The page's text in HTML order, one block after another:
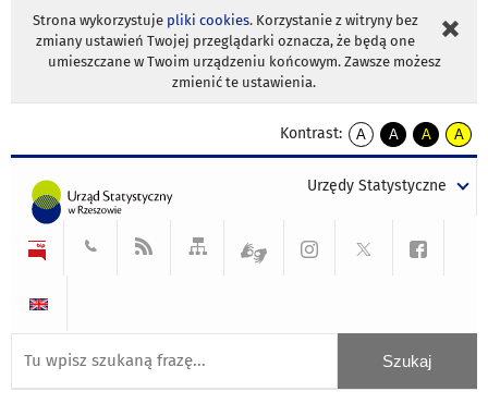
Strona wykorzystuje pliki cookies. Korzystanie z witryny bez
zmiany ustawień Twojej przeglądarki oznacza, że będą one
umieszczane w Twoim urządzeniu końcowym. Zawsze możesz
zmienić te ustawienia.
Kontrast:
A
kontrast
A
kontrast
tekst
czarnym
A
kontrast
tekst
czarnym
A
tekst
żółtym
Urzędy Statystyczne